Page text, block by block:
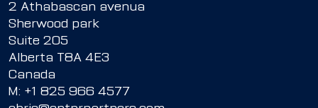
2 Athabascan avenua
Sherwood park
Suite 205
Alberta T8A 4E3
Canada
M: +1 825 966 4577